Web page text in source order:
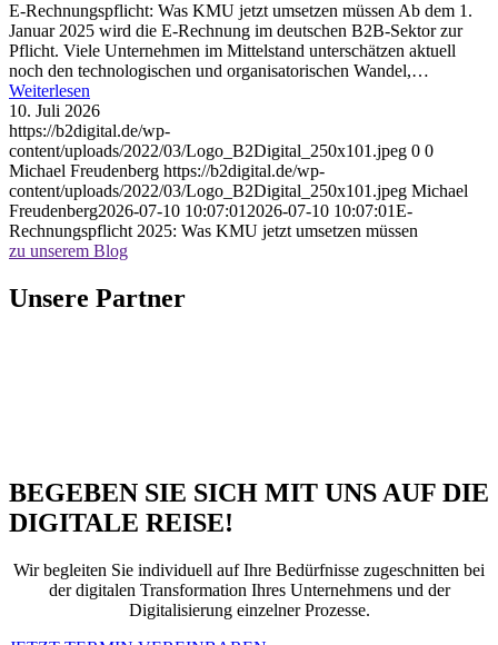
E-Rechnungspflicht: Was KMU jetzt umsetzen müssen Ab dem 1.
Januar 2025 wird die E-Rechnung im deutschen B2B-Sektor zur
Pflicht. Viele Unternehmen im Mittelstand unterschätzen aktuell
noch den technologischen und organisatorischen Wandel,…
Weiterlesen
10. Juli 2026
https://b2digital.de/wp-
content/uploads/2022/03/Logo_B2Digital_250x101.jpeg 0 0
Michael Freudenberg https://b2digital.de/wp-
content/uploads/2022/03/Logo_B2Digital_250x101.jpeg Michael
Freudenberg2026-07-10 10:07:01 2026-07-10 10:07:01E-
Rechnungspflicht 2025: Was KMU jetzt umsetzen müssen
zu unserem Blog
Unsere Partner
BEGEBEN SIE SICH MIT UNS AUF DIE
DIGITALE REISE!
Wir begleiten Sie individuell auf Ihre Bedürfnisse zugeschnitten bei
der digitalen Transformation Ihres Unternehmens und der
Digitalisierung einzelner Prozesse.